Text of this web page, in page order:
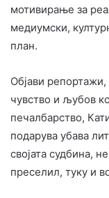
мотивирање за
медиумски,
план.
Објави
чувство и љубов
печалбарство,
подарува убава
својата судбина,
преселил, туку и